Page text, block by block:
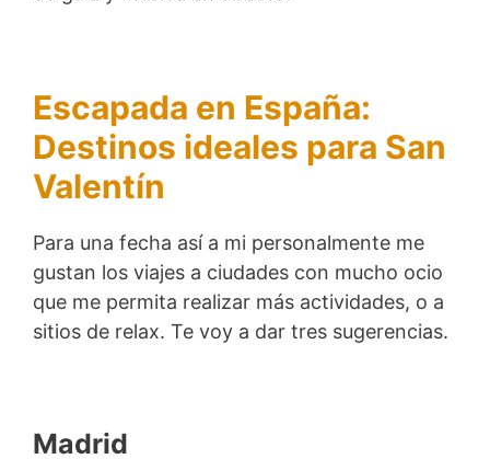
Escapada en España:
Destinos ideales para San
Valentín
Para una fecha así a mi personalmente me
gustan los viajes a ciudades con mucho ocio
que me permita realizar más actividades, o a
sitios de relax. Te voy a dar tres sugerencias.
Madrid